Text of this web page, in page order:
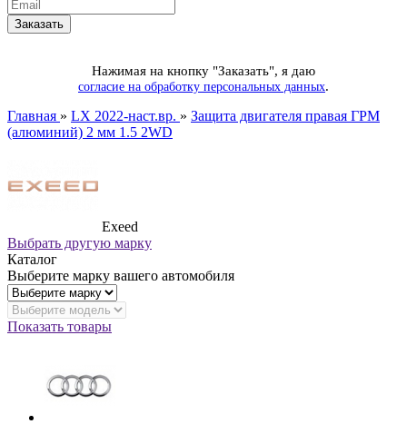
Нажимая на кнопку "Заказать", я даю
согласие на обработку персональных данных.
Главная » LX 2022-наст.вр. » Защита двигателя правая ГРМ
(алюминий) 2 мм 1.5 2WD
Exeed
Выбрать другую марку
Каталог
Выберите марку вашего автомобиля
Показать товары